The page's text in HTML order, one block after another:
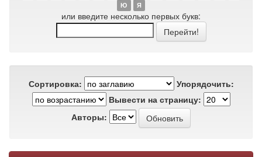
Ю
Я
или введите несколько первых букв:
Сортировка:
Упорядочить:
Вывести на страницу:
Авторы: